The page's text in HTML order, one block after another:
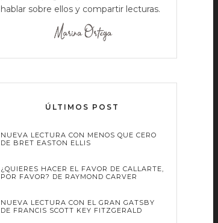
hablar sobre ellos y compartir lecturas.
ÚLTIMOS POST
NUEVA LECTURA CON MENOS QUE CERO
DE BRET EASTON ELLIS
¿QUIERES HACER EL FAVOR DE CALLARTE,
POR FAVOR? DE RAYMOND CARVER
NUEVA LECTURA CON EL GRAN GATSBY
DE FRANCIS SCOTT KEY FITZGERALD